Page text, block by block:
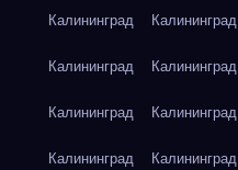
Калининград Калининград
Калининград Калининград
Калининград Калининград
Калининград Калининград